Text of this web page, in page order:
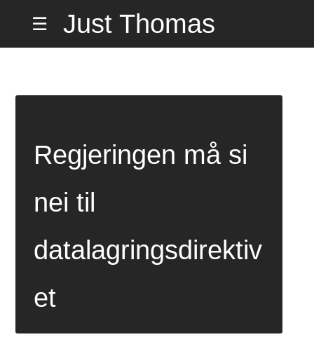
☰
Just Thomas
Adresse
Regjeringen må si
nei til
datalagringsdirektiv
et